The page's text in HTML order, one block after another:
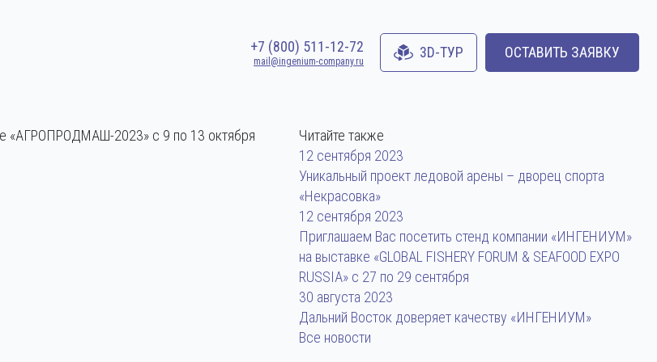
+7 (800) 511-12-72
mail@ingenium-company.ru
3D-ТУР ОСТАВИТЬ ЗАЯВКУ
Читайте также
12 сентября 2023
Уникальный проект ледовой арены – дворец спорта
«Некрасовка»
12 сентября 2023
Приглашаем Вас посетить стенд компании «ИНГЕНИУМ»
на выставке «GLOBAL FISHERY FORUM & SEAFOOD EXPO
RUSSIA» с 27 по 29 сентября
30 августа 2023
Дальний Восток доверяет качеству «ИНГЕНИУМ»
Все новости